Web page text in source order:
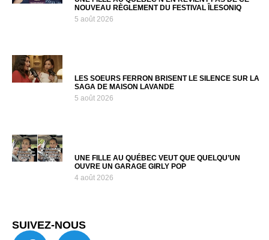
NOUVEAU RÈGLEMENT DU FESTIVAL ÎLESONIQ
5 août 2026
LES SOEURS FERRON BRISENT LE SILENCE SUR LA
SAGA DE MAISON LAVANDE
5 août 2026
UNE FILLE AU QUÉBEC VEUT QUE QUELQU’UN
OUVRE UN GARAGE GIRLY POP
4 août 2026
SUIVEZ-NOUS